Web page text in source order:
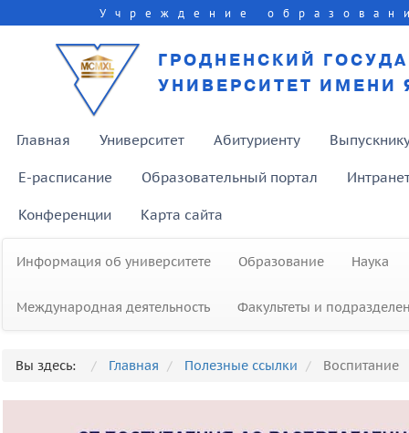
Учреждение
ГРОДНЕНСКИЙ
УНИВЕРСИТЕТ ИМЕНИ
Главная Университет Абитуриенту
E-расписание Образовательный портал
Конференции Карта сайта
Информация об университете Образование Наука
Международная деятельность Факультеты и
Вы здесь: Главная Полезные ссылки Воспитание